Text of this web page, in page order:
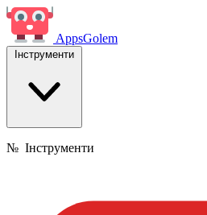
AppsGolem
Інструменти
№ Інструменти